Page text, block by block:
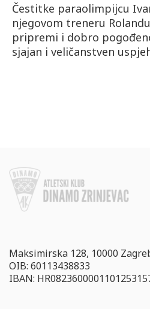
Čestitke paraolimpijcu
njegovom treneru
pripremi i dobro
sjajan i veličanstven
Maksimirska 128, 10000
OIB: 60113438833
IBAN: